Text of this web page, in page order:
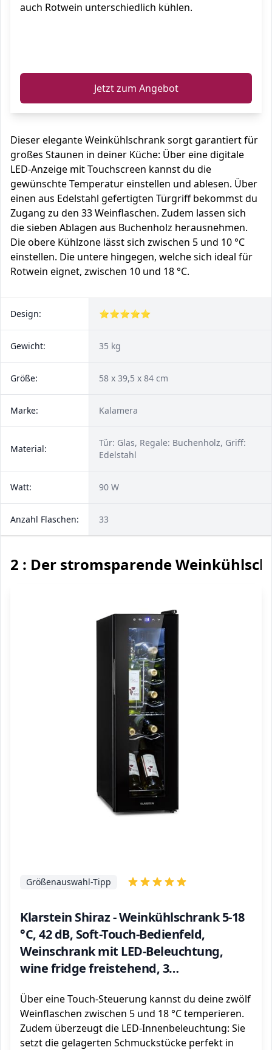
auch Rotwein unterschiedlich kühlen.
Jetzt zum Angebot
Dieser elegante Weinkühlschrank sorgt garantiert für
großes Staunen in deiner Küche: Über eine digitale
LED-Anzeige mit Touchscreen kannst du die
gewünschte Temperatur einstellen und ablesen. Über
einen aus Edelstahl gefertigten Türgriff bekommst du
Zugang zu den 33 Weinflaschen. Zudem lassen sich
die sieben Ablagen aus Buchenholz herausnehmen.
Die obere Kühlzone lässt sich zwischen 5 und 10 °C
einstellen. Die untere hingegen, welche sich ideal für
Rotwein eignet, zwischen 10 und 18 °C.
Design: ⭐⭐⭐⭐⭐
Gewicht: 35 kg
Größe: 58 x 39,5 x 84 cm
Marke: Kalamera
Material:
Tür: Glas, Regale: Buchenholz, Griff:
Edelstahl
Watt: 90 W
Anzahl Flaschen: 33
2 : Der stromsparende
Klarstein Shiraz - Weinkühlschrank 5-18
°C, 42 dB, Soft-Touch-Bedienfeld,
Weinschrank mit LED-Beleuchtung,
wine fridge freistehend, 3
Wein, schwarz
Größenauswahl-Tipp
Über eine Touch-Steuerung kannst du deine zwölf
Weinflaschen zwischen 5 und 18 °C temperieren.
Zudem überzeugt die LED-Innenbeleuchtung: Sie
setzt die gelagerten Schmuckstücke perfekt in